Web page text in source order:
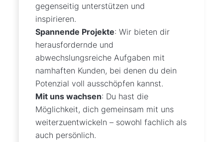
gegenseitig unterstützen und
inspirieren.
Spannende Projekte: Wir bieten dir
herausfordernde und
abwechslungsreiche Aufgaben mit
namhaften Kunden, bei denen du dein
Potenzial voll ausschöpfen kannst.
Mit uns wachsen: Du hast die
Möglichkeit, dich gemeinsam mit uns
weiterzuentwickeln – sowohl fachlich als
auch persönlich.